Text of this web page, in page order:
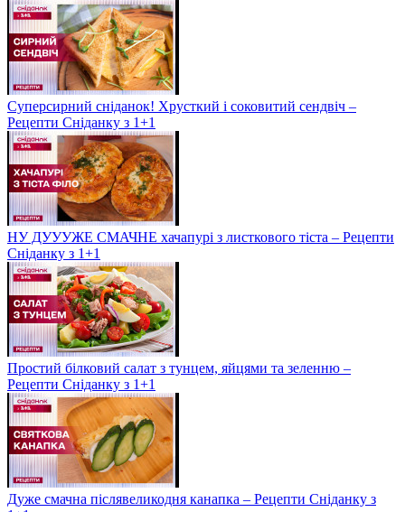
Суперсирний сніданок! Хрусткий і соковитий сендвіч –
Рецепти Сніданку з 1+1
НУ ДУУУЖЕ СМАЧНЕ хачапурі з листкового тіста – Рецепти
Сніданку з 1+1
Простий білковий салат з тунцем, яйцями та зеленню –
Рецепти Сніданку з 1+1
Дуже смачна післявеликодня канапка – Рецепти Сніданку з